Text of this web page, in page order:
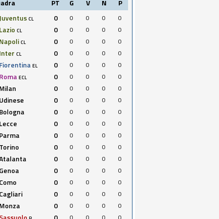
PT G V N P
Juventus CL 0 0 0 0
0
Lazio CL 0 0 0 0
0
Napoli CL 0 0 0 0
0
Inter CL 0 0 0 0
0
Fiorentina EL 0 0 0 0
0
Roma ECL 0 0 0 0
0
Milan 0 0 0 0
0
Udinese 0 0 0 0
0
Bologna 0 0 0 0
0
Lecce 0 0 0 0
0
Parma 0 0 0 0
0
Torino 0 0 0 0
0
0 0 0 0
0
Genoa 0 0 0 0
0
Como 0 0 0 0
0
Cagliari 0 0 0 0
0
Monza 0 0 0 0
0